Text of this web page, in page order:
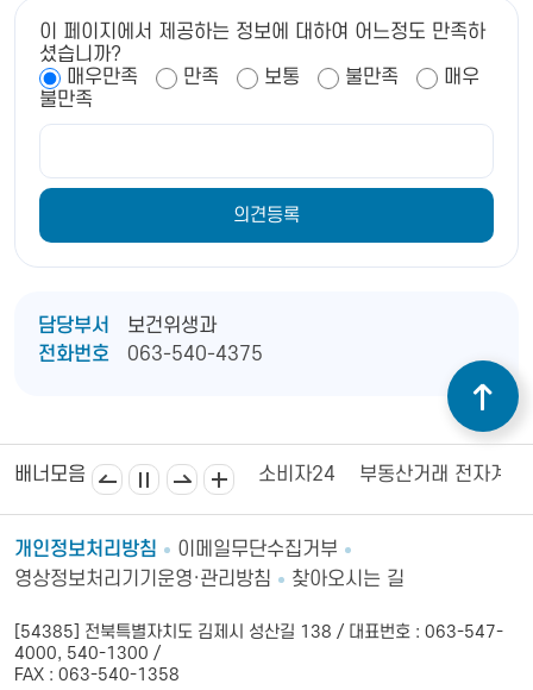
이 페이지에서 제공하는 정보에 대하여 어느정도 만족하
셨습니까?
매우만족
만족 보통 불만족
매우
불만족
담당부서
보건위생과
전화번호
063-540-4375
배너모음
제상공회의소 김제시의회 소비자24 부동산거래 전자계약
개인정보처리방침
이메일무단수집거부
영상정보처리기기운영·관리방침
찾아오시는 길
[54385] 전북특별자치도 김제시 성산길 138 / 대표번호 : 063-547-
4000, 540-1300 /
FAX : 063-540-1358